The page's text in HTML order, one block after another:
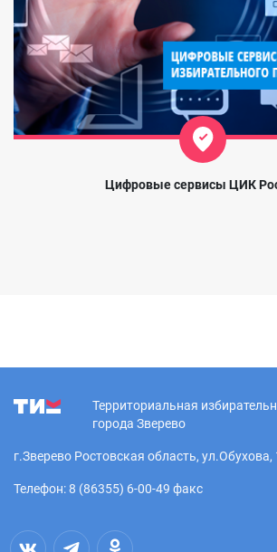
Цифровые сервисы ЦИК
Территориальная
города Зверево
г.Зверево Ростовская область,
Телефон: 8 (86355) 6-00-49 факс